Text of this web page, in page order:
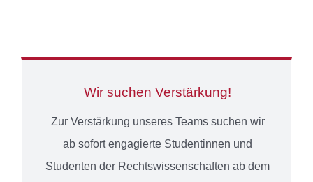
Wir suchen Verstärkung!
Zur Verstärkung unseres Teams suchen wir
ab sofort engagierte Studentinnen und
Studenten der Rechtswissenschaften ab dem